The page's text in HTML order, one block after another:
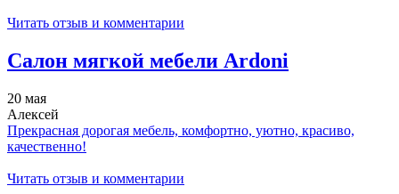
Читать отзыв и комментарии
Салон мягкой мебели Ardoni
20 мая
Алексей
Прекрасная дорогая мебель, комфортно, уютно, красиво,
качественно!
Читать отзыв и комментарии